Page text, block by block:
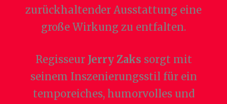
zurückhaltender Ausstattung eine
große Wirkung zu entfalten.
Regisseur Jerry Zaks sorgt mit
seinem Inszenierungsstil für ein
temporeiches, humorvolles und